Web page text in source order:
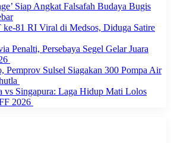
Siap Angkat Falsafah Budaya Bugis
81 RI Viral di Medsos, Diduga Satire
Penalti, Persebaya Segel Gelar Juara
Pemprov Sulsel Siagakan 300 Pompa Air
vs Singapura: Laga Hidup Mati Lolos
2026